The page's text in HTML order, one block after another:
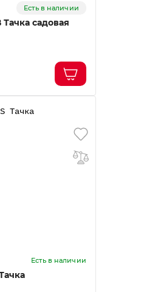
Есть в наличии
садовая
Есть в наличии